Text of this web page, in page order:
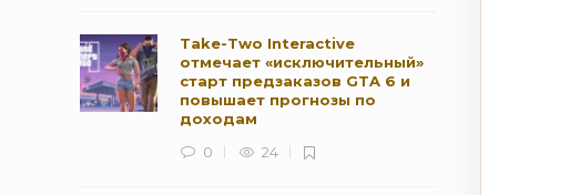
Take-Two Interactive
отмечает «исключительный»
старт предзаказов GTA 6 и
повышает прогнозы по
доходам
0
24